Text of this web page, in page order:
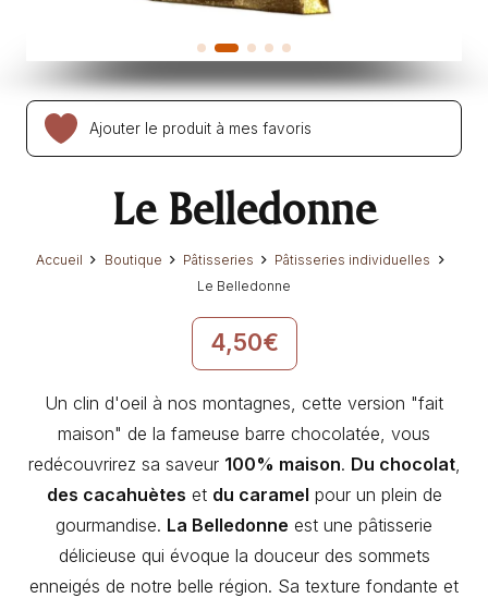
Ajouter le produit à mes favoris
Le Belledonne
Accueil Boutique Pâtisseries
Pâtisseries individuelles
Le Belledonne
4,50€
Un clin d'oeil à nos montagnes, cette version "fait
maison" de la fameuse barre chocolatée, vous
redécouvrirez sa saveur 100% maison. Du chocolat,
des cacahuètes et du caramel pour un plein de
gourmandise. La Belledonne est une pâtisserie
délicieuse qui évoque la douceur des sommets
enneigés de notre belle région. Sa texture fondante et